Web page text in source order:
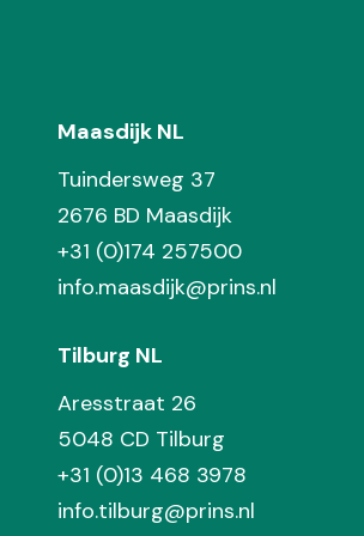
Maasdijk NL
Tuindersweg 37
2676 BD Maasdijk
+31 (0)174 257500
info.maasdijk@prins.nl
Tilburg NL
Aresstraat 26
5048 CD Tilburg
+31 (0)13 468 3978
info.tilburg@prins.nl